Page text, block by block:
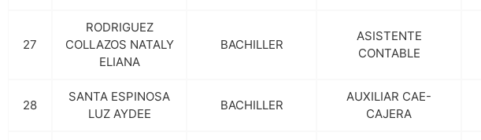
27
RODRIGUEZ
COLLAZOS NATALY
ELIANA
BACHILLER
ASISTENTE
CONTABLE
28
SANTA ESPINOSA
LUZ AYDEE
BACHILLER
AUXILIAR CAE-
CAJERA